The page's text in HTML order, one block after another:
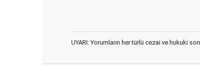
UYARI: Yorumların her türlü cezai ve hukuki